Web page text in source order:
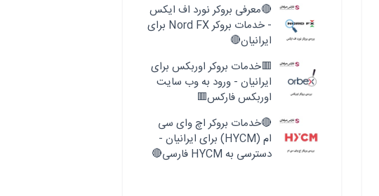
🔴معرفی بروکر نورد اف ایکس
- خدمات بروکر Nord FX برای
ایرانیان🔴
🟥خدمات بروکر اوربکس برای
ایرانیان - ورود به وب سایت
اوربکس فارکس🟥
🔴خدمات بروکر اچ وای سی
ام (HYCM) برای ایرانیان -
دسترسی به HYCM فارسی🔴